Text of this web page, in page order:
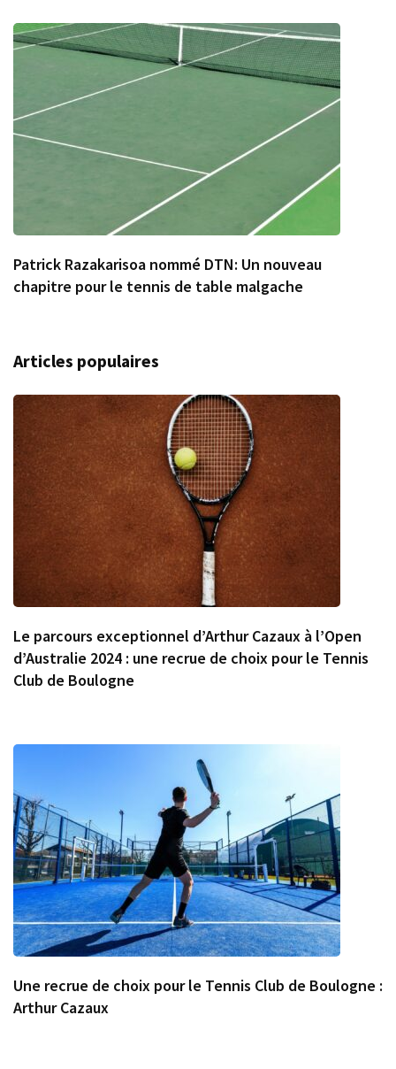
Patrick Razakarisoa nommé DTN: Un nouveau
chapitre pour le tennis de table malgache
Articles populaires
Le parcours exceptionnel d’Arthur Cazaux à l’Open
d’Australie 2024 : une recrue de choix pour le Tennis
Club de Boulogne
Une recrue de choix pour le Tennis Club de Boulogne :
Arthur Cazaux